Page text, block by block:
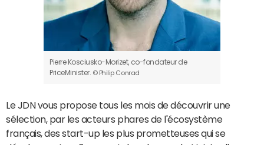
Pierre Kosciusko-Morizet, co-fondateur de
PriceMinister. © Philip Conrad
Le JDN vous propose tous les mois de découvrir une
sélection, par les acteurs phares de l'écosystème
français, des start-up les plus prometteuses qui se